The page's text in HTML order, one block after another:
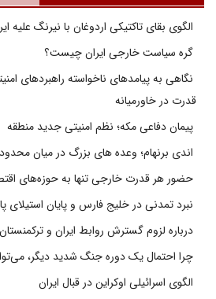
الگوی بقای تاکتیکی اردوغان با نیرنگ علیه
گره سیاست خارجی ایران چیست؟
نگاهی به پیامدهای ناخواسته راهبردهای
قدرت در خاورمیانه
پیمان دفاعی مکه؛ نظم امنیتی جدید منطقه
اندی برنهام؛ وعده های بزرگ در میان
حضور هر قدرت خارجی تنها به حوزه‌های
نبرد تمدنی در خلیج فارس و پایان استیلای
درباره لزوم گسترش روابط ایران و ترکمنستان
چرا احتمال یک دوره جنگ شدید دیگر،
الگوی اسرائیلی اوکراین در قبال ایران